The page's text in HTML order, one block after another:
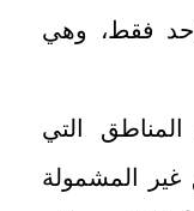
فقط، وهي
التي
غير المشمولة